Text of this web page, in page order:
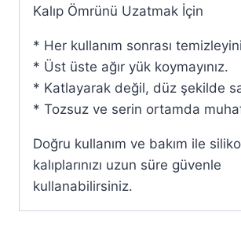
Kalıp Ömrünü Uzatmak İçin
* Her kullanım sonrası
* Üst üste ağır yük koymayınız.
* Katlayarak değil, düz şekilde
* Tozsuz ve serin ortamda
Doğru kullanım ve bakım ile
kalıplarınızı uzun süre güvenle
kullanabilirsiniz.